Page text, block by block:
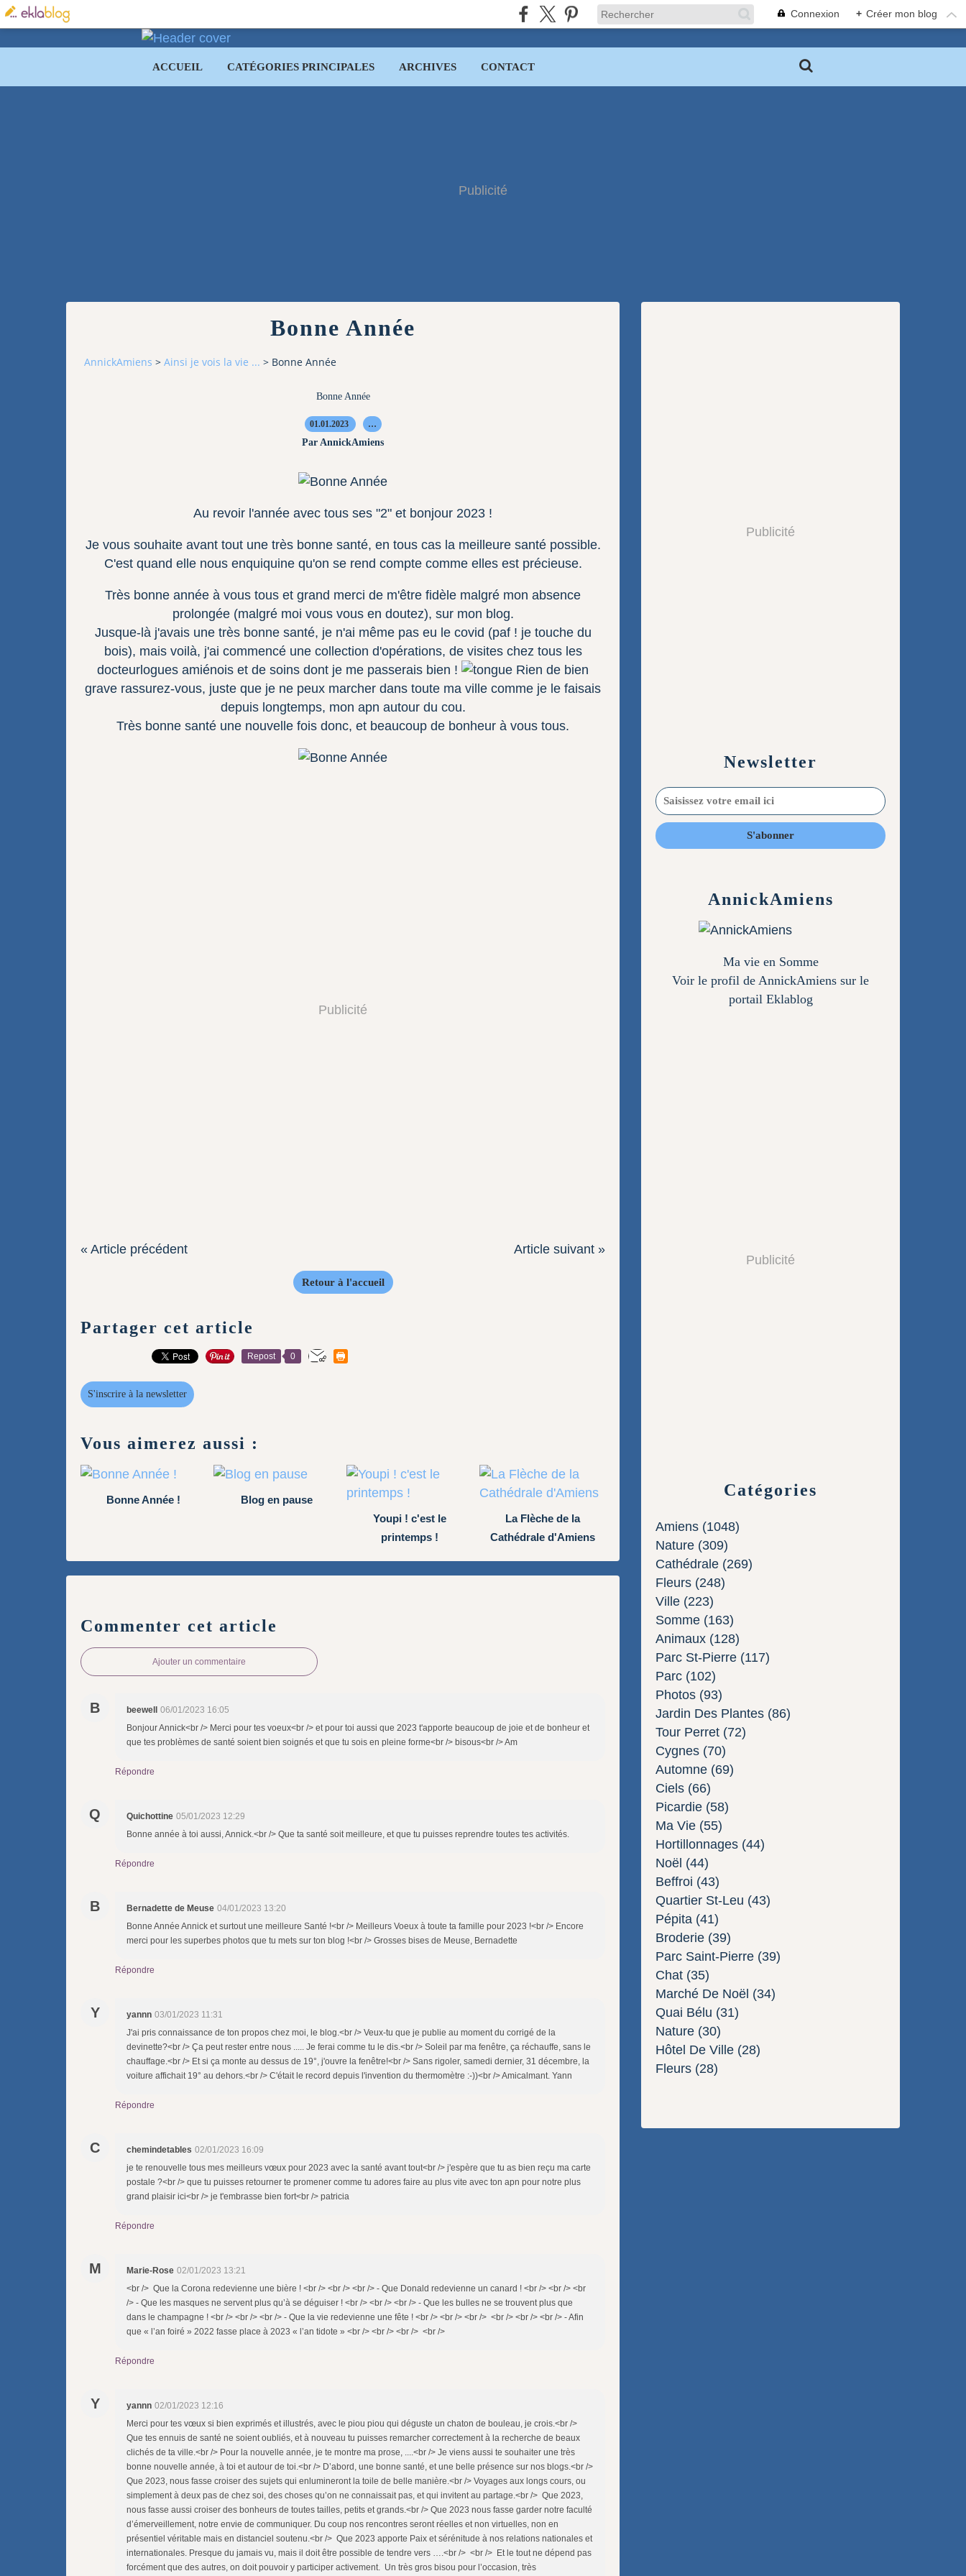
Connexion + Créer mon blog
ACCUEIL CATÉGORIES PRINCIPALES ARCHIVES CONTACT
Publicité
Bonne Année
AnnickAmiens > Ainsi je vois la vie ... > Bonne Année
Bonne Année
01.01.2023 …
Par AnnickAmiens
Au revoir l'année avec tous ses "2" et bonjour 2023 !
Je vous souhaite avant tout une très bonne santé, en tous cas la meilleure santé possible.
C'est quand elle nous enquiquine qu'on se rend compte comme elles est précieuse.
Très bonne année à vous tous et grand merci de m'être fidèle malgré mon absence
prolongée (malgré moi vous vous en doutez), sur mon blog.
Jusque-là j'avais une très bonne santé, je n'ai même pas eu le covid (paf ! je touche du
bois), mais voilà, j'ai commencé une collection d'opérations, de visites chez tous les
docteurlogues amiénois et de soins dont je me passerais bien !
Rien de bien
grave rassurez-vous, juste que je ne peux marcher dans toute ma ville comme je le faisais
depuis longtemps, mon apn autour du cou.
Très bonne santé une nouvelle fois donc, et beaucoup de bonheur à vous tous.
Publicité
« Article précédent Article suivant »
Retour à l'accueil
Partager cet article
Repost 0
S'inscrire à la newsletter
Vous aimerez aussi :
Bonne Année !
Blog en pause
Youpi ! c'est le
printemps !
La Flèche de la
Cathédrale d'Amiens
Commenter cet article
Ajouter un commentaire
B beewell 06/01/2023 16:05
Bonjour Annick<br /> Merci pour tes voeux<br /> et pour toi aussi que 2023 t'apporte beaucoup de joie et de bonheur et
que tes problèmes de santé soient bien soignés et que tu sois en pleine forme<br /> bisous<br /> Am
Répondre
Q Quichottine 05/01/2023 12:29
Bonne année à toi aussi, Annick.<br /> Que ta santé soit meilleure, et que tu puisses reprendre toutes tes activités.
Répondre
B Bernadette de Meuse 04/01/2023 13:20
Bonne Année Annick et surtout une meilleure Santé !<br /> Meilleurs Voeux à toute ta famille pour 2023 !<br /> Encore
merci pour les superbes photos que tu mets sur ton blog !<br /> Grosses bises de Meuse, Bernadette
Répondre
Y yannn 03/01/2023 11:31
J'ai pris connaissance de ton propos chez moi, le blog.<br /> Veux-tu que je publie au moment du corrigé de la
devinette?<br /> Ça peut rester entre nous ..... Je ferai comme tu le dis.<br /> Soleil par ma fenêtre, ça réchauffe, sans le
chauffage.<br /> Et si ça monte au dessus de 19°, j'ouvre la fenêtre!<br /> Sans rigoler, samedi dernier, 31 décembre, la
voiture affichait 19° au dehors.<br /> C'était le record depuis l'invention du thermomètre :-))<br /> Amicalmant. Yann
Répondre
C chemindetables 02/01/2023 16:09
je te renouvelle tous mes meilleurs vœux pour 2023 avec la santé avant tout<br /> j'espère que tu as bien reçu ma carte
postale ?<br /> que tu puisses retourner te promener comme tu adores faire au plus vite avec ton apn pour notre plus
grand plaisir ici<br /> je t'embrasse bien fort<br /> patricia
Répondre
M Marie-Rose 02/01/2023 13:21
<br /> Que la Corona redevienne une bière ! <br /> <br /> <br /> - Que Donald redevienne un canard ! <br /> <br /> <br
/> - Que les masques ne servent plus qu’à se déguiser ! <br /> <br /> <br /> - Que les bulles ne se trouvent plus que
dans le champagne ! <br /> <br /> <br /> - Que la vie redevienne une fête ! <br /> <br /> <br /> <br /> <br /> <br /> - Afin
que « l’an foiré » 2022 fasse place à 2023 « l’an tidote » <br /> <br /> <br /> <br />
Répondre
Y yannn 02/01/2023 12:16
Merci pour tes vœux si bien exprimés et illustrés, avec le piou piou qui déguste un chaton de bouleau, je crois.<br />
Que tes ennuis de santé ne soient oubliés, et à nouveau tu puisses remarcher correctement à la recherche de beaux
clichés de ta ville.<br /> Pour la nouvelle année, je te montre ma prose, ....<br /> Je viens aussi te souhaiter une très
bonne nouvelle année, à toi et autour de toi.<br /> D’abord, une bonne santé, et une belle présence sur nos blogs.<br />
Que 2023, nous fasse croiser des sujets qui enlumineront la toile de belle manière.<br /> Voyages aux longs cours, ou
simplement à deux pas de chez soi, des choses qu’on ne connaissait pas, et qui invitent au partage.<br /> Que 2023,
nous fasse aussi croiser des bonheurs de toutes tailles, petits et grands.<br /> Que 2023 nous fasse garder notre faculté
d’émerveillement, notre envie de communiquer. Du coup nos rencontres seront réelles et non virtuelles, non en
présentiel véritable mais en distanciel soutenu.<br /> Que 2023 apporte Paix et sérénitude à nos relations nationales et
internationales. Presque du jamais vu, mais il doit être possible de tendre vers ….<br /> <br /> Et le tout ne dépend pas
forcément que des autres, on doit pouvoir y participer activement. Un très gros bisou pour l’occasion, très
Newsletter
Publicité
Catégories
Amiens (1048)
Nature (309)
Cathédrale (269)
Fleurs (248)
Ville (223)
Somme (163)
Animaux (128)
Parc St-Pierre (117)
Parc (102)
Photos (93)
Jardin Des Plantes (86)
Tour Perret (72)
Cygnes (70)
Automne (69)
Ciels (66)
Picardie (58)
Ma Vie (55)
Hortillonnages (44)
Noël (44)
Beffroi (43)
Quartier St-Leu (43)
Pépita (41)
Broderie (39)
Parc Saint-Pierre (39)
Chat (35)
Marché De Noël (34)
Quai Bélu (31)
Nature (30)
Hôtel De Ville (28)
Fleurs (28)
AnnickAmiens
Ma vie en Somme
Voir le profil de AnnickAmiens sur le
portail Eklablog
Publicité